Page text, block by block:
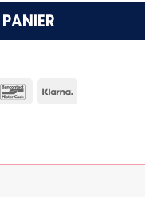
Bancontact
Klarna